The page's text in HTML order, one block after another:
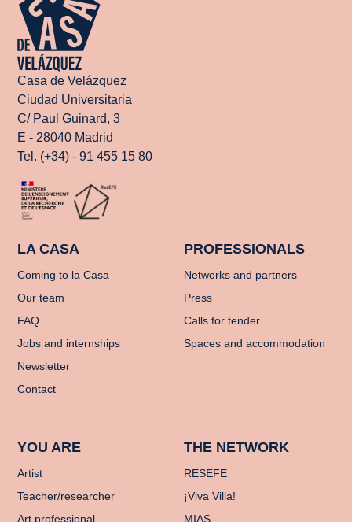
Casa de Velázquez
Ciudad Universitaria
C/ Paul Guinard, 3
E - 28040 Madrid
Tel. (+34) - 91 455 15 80
LA CASA
Coming to la Casa
Our team
FAQ
Jobs and internships
Newsletter
Contact
PROFESSIONALS
Networks and partners
Press
Calls for tender
Spaces and accommodation
YOU ARE
Artist
Teacher/researcher
Art professional
THE NETWORK
RESEFE
¡Viva Villa!
MIAS